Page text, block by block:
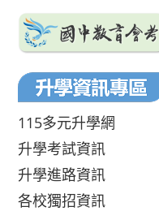
115多元升學網
升學考試資訊
升學進路資訊
各校獨招資訊